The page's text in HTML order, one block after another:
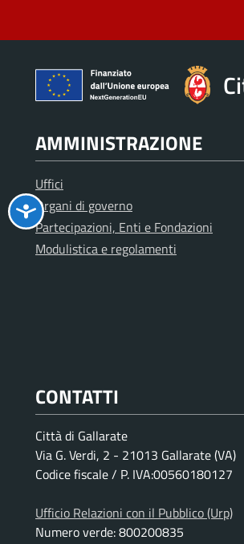
AMMINISTRAZIONE
Uffici
Organi di governo
Partecipazioni, Enti e Fondazioni
Modulistica e regolamenti
CONTATTI
Città di Gallarate
Via G. Verdi, 2 - 21013 Gallarate (VA)
Codice fiscale / P. IVA:00560180127
Ufficio Relazioni con il Pubblico (Urp)
Numero verde: 800200835